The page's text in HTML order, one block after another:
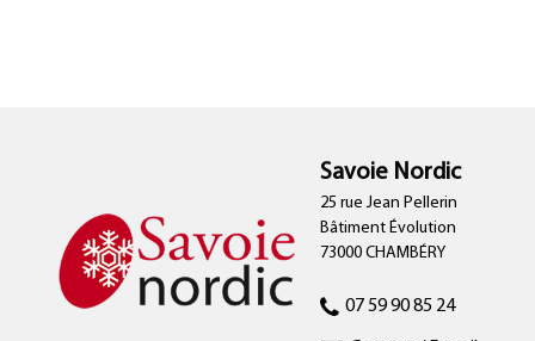
Savoie Nordic
25 rue Jean Pellerin
Bâtiment Évolution
73000 CHAMBÉRY
07 59 90 85 24